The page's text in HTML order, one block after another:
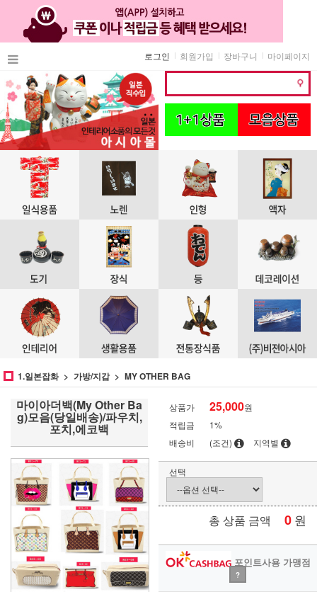
마이페이지
장바구니
회원가입
로그인
1.일본잡화 가방/지갑 MY OTHER BAG
마이아더백(My Other Ba
g)모음(당일배송)/파우치,
포치,에코백
상품가 25,000원
적립금
1%
배송비
(조건) 지역별
선택
총 상품 금액 0 원
포인트사용 가맹점
?